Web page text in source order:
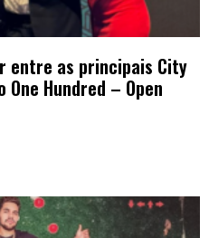
entre as principais City
Hundred – Open